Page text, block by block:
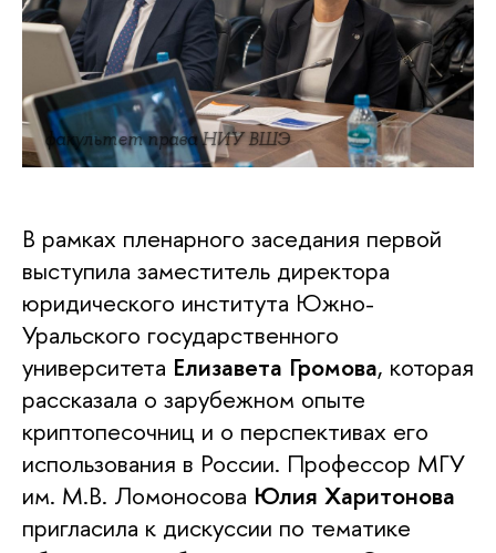
факультет права НИУ ВШЭ
В рамках пленарного заседания первой
выступила заместитель директора
юридического института Южно-
Уральского государственного
университета Елизавета Громова, которая
рассказала о зарубежном опыте
криптопесочниц и о перспективах его
использования в России. Профессор МГУ
им. М.В. Ломоносова Юлия Харитонова
пригласила к дискуссии по тематике